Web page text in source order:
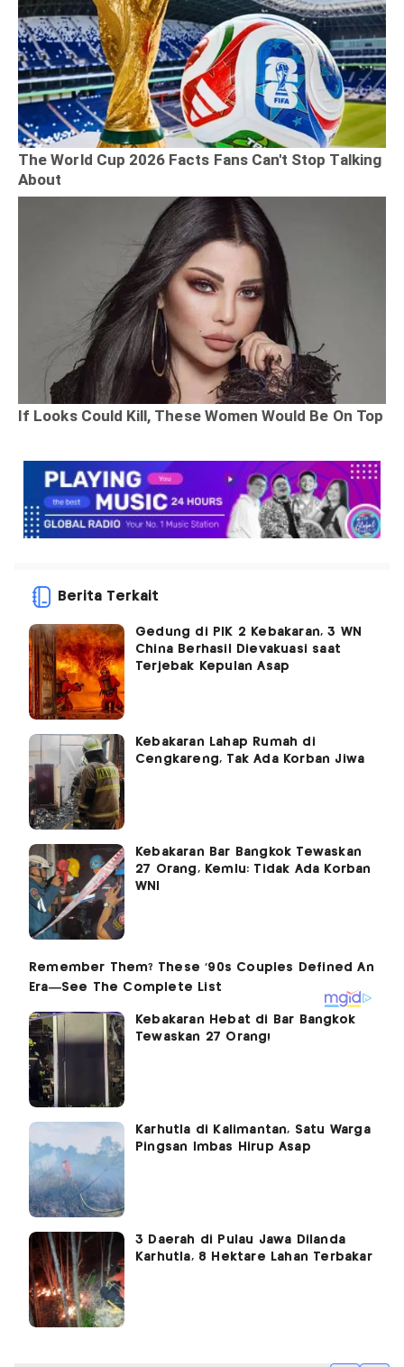
Berita Terkait
Gedung di PIK 2 Kebakaran, 3 WN
China Berhasil Dievakuasi saat
Terjebak Kepulan Asap
Kebakaran Lahap Rumah di
Cengkareng, Tak Ada Korban Jiwa
Kebakaran Bar Bangkok Tewaskan
27 Orang, Kemlu: Tidak Ada Korban
WNI
Kebakaran Hebat di Bar Bangkok
Tewaskan 27 Orang!
Karhutla di Kalimantan, Satu Warga
Pingsan Imbas Hirup Asap
3 Daerah di Pulau Jawa Dilanda
Karhutla, 8 Hektare Lahan Terbakar